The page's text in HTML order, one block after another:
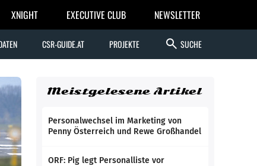
XNIGHT EXECUTIVE CLUB NEWSLETTER
CSR-GUIDE.AT PROJEKTE search SUCHE
Meistgelesene Artikel
Personalwechsel im Marketing von
Penny Österreich und Rewe Großhandel
ORF: Pig legt Personalliste vor